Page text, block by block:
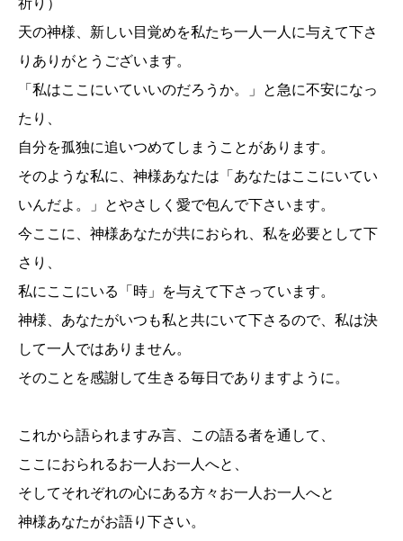
天の神様、新しい目覚めを私たち一人一人に与えて下さ
りありがとうございます。
「私はここにいていいのだろうか。」と急に不安になっ
たり、
自分を孤独に追いつめてしまうことがあります。
そのような私に、神様あなたは「あなたはここにいてい
いんだよ。」とやさしく愛で包んで下さいます。
今ここに、神様あなたが共におられ、私を必要として下
さり、
私にここにいる「時」を与えて下さっています。
神様、あなたがいつも私と共にいて下さるので、私は決
して一人ではありません。
そのことを感謝して生きる毎日でありますように。
これから語られますみ言、この語る者を通して、
ここにおられるお一人お一人へと、
そしてそれぞれの心にある方々お一人お一人へと
神様あなたがお語り下さい。